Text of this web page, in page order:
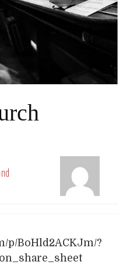
p/BoHld2ACKJm/?